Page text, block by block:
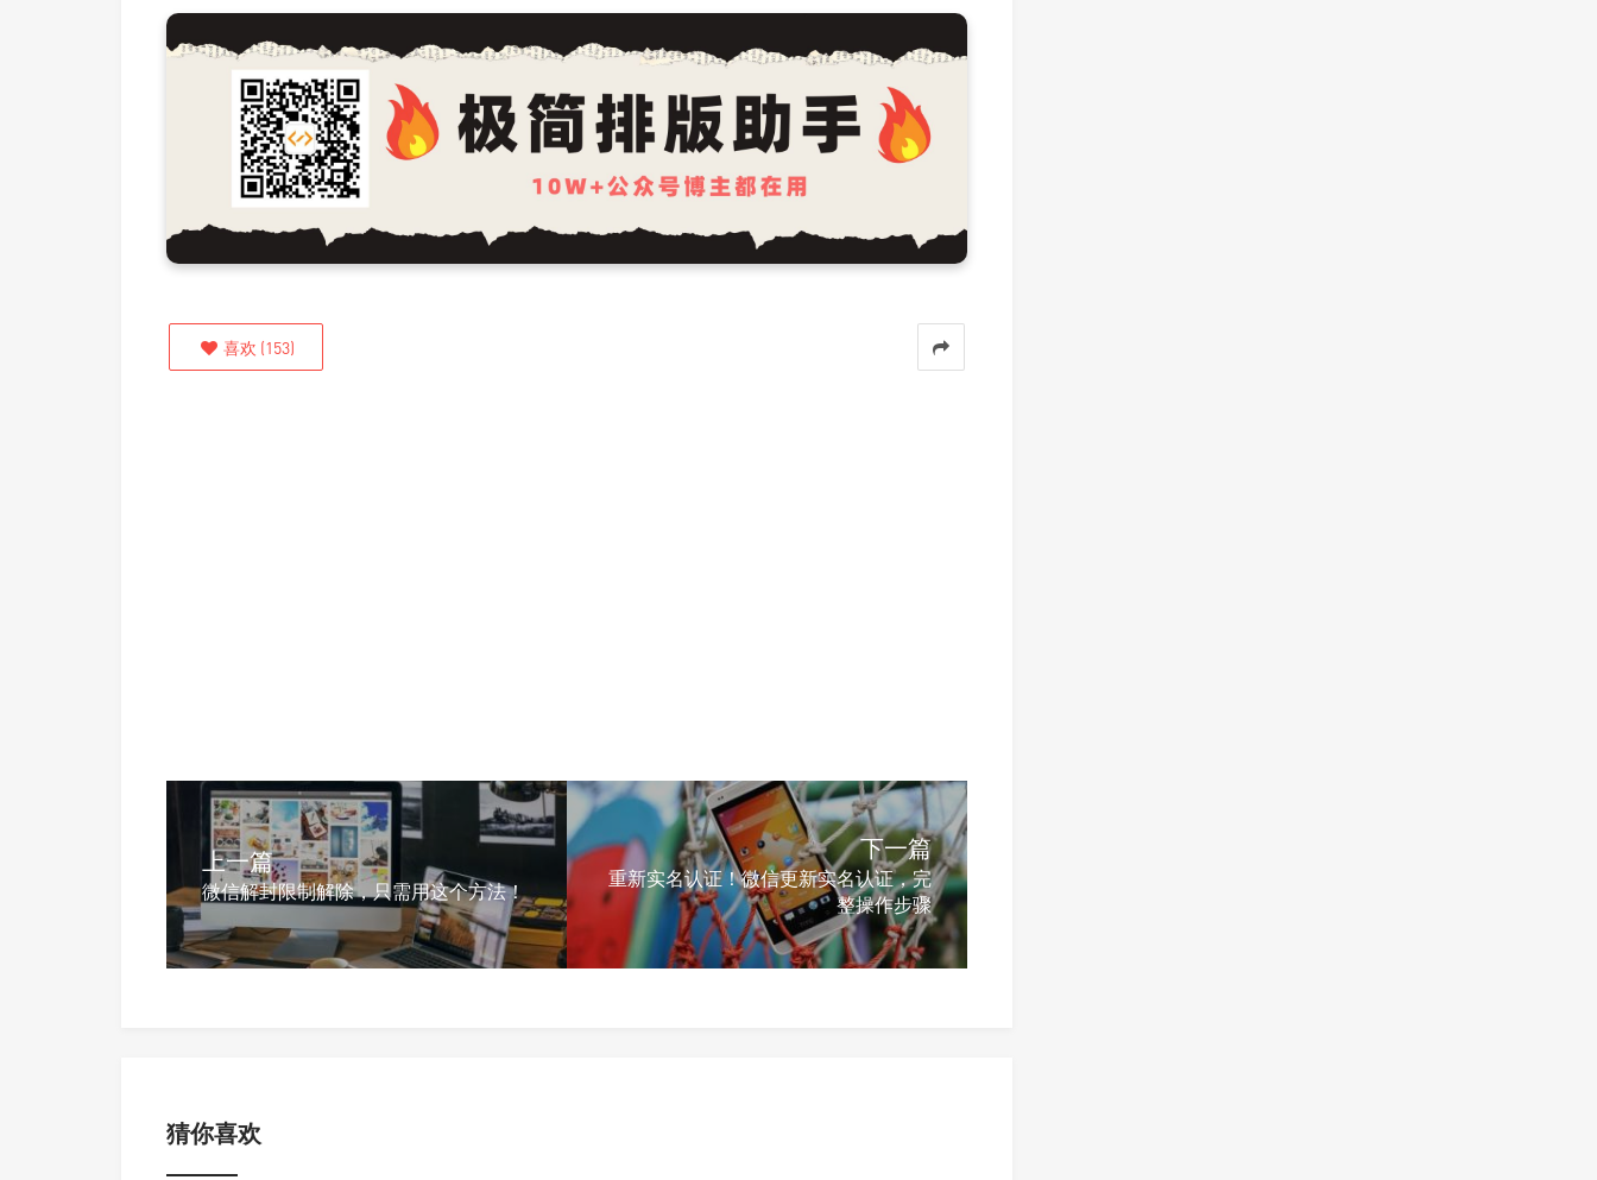
喜欢 (153)
上一篇
微信解封限制解除，只需用这个方法！
下一篇
重新实名认证！微信更新实名认证，完
整操作步骤
猜你喜欢